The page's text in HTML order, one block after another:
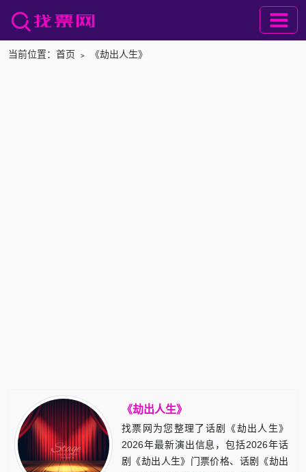
当前位置： 首页 ﹥ 《劫出人生》
《劫出人生》
找票网为您整理了话剧《劫出人生》
2026年最新演出信息，包括2026年话
剧《劫出人生》门票价格、话剧《劫出